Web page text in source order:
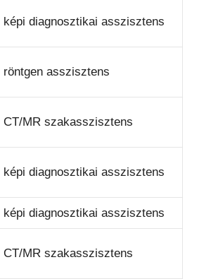
képi diagnosztikai asszisztens
röntgen asszisztens
CT/MR szakasszisztens
képi diagnosztikai asszisztens
képi diagnosztikai asszisztens
CT/MR szakasszisztens